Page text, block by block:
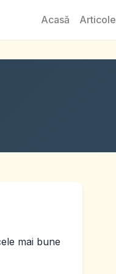
Acasă Articole
mai bune